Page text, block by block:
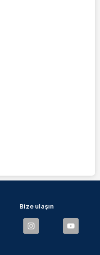
Bize ulaşın